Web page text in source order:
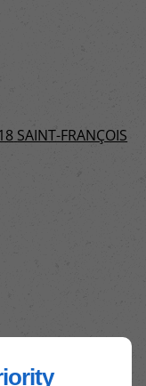
SAINT-FRANÇOIS